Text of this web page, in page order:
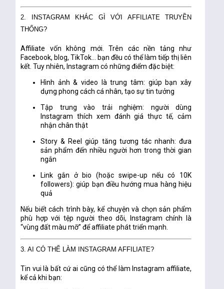
2. INSTAGRAM KHÁC GÌ VỚI AFFILIATE TRUYỀN
THỐNG?
Affiliate vốn không mới. Trên các nền tảng như
Facebook, blog, TikTok... bạn đều có thể làm tiếp thị liên
kết. Tuy nhiên, Instagram có những điểm đặc biệt:
Hình ảnh & video là trung tâm: giúp bạn xây
dựng phong cách cá nhân, tạo sự tin tưởng
Tập trung vào trải nghiệm: người dùng
Instagram thích xem đánh giá thực tế, cảm
nhận chân thật
Story & Reel giúp tăng tương tác nhanh: đưa
sản phẩm đến nhiều người hơn trong thời gian
ngắn
Link gắn ở bio (hoặc swipe-up nếu có 10K
followers): giúp bạn điều hướng mua hàng hiệu
quả
Nếu biết cách trình bày, kể chuyện và chọn sản phẩm
phù hợp với tệp người theo dõi, Instagram chính là
“vùng đất màu mỡ” để affiliate phát triển mạnh.
3. AI CÓ THỂ LÀM INSTAGRAM AFFILIATE?
Tin vui là bất cứ ai cũng có thể làm Instagram affiliate,
kể cả khi bạn: